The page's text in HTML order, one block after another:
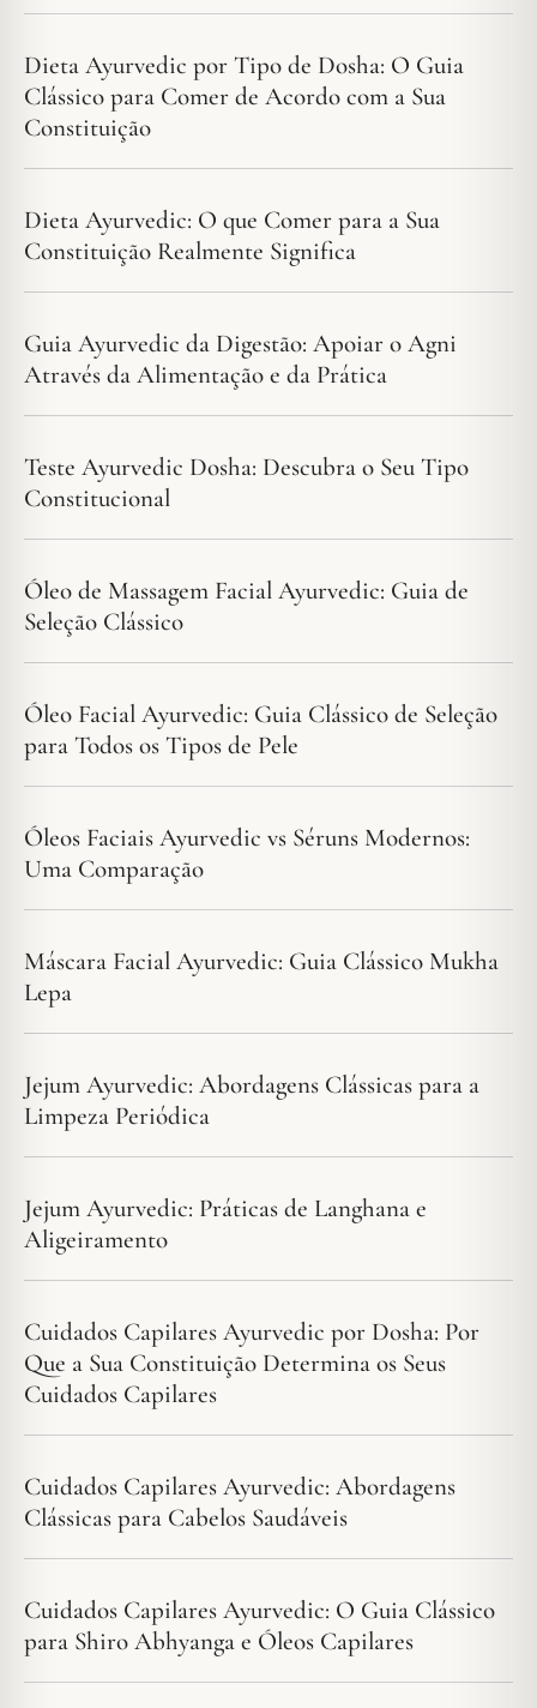
Dieta Ayurvedic por Tipo de Dosha: O Guia
Clássico para Comer de Acordo com a Sua
Constituição
Dieta Ayurvedic: O que Comer para a Sua
Constituição Realmente Significa
Guia Ayurvedic da Digestão: Apoiar o Agni
Através da Alimentação e da Prática
Teste Ayurvedic Dosha: Descubra o Seu Tipo
Constitucional
Óleo de Massagem Facial Ayurvedic: Guia de
Seleção Clássico
Óleo Facial Ayurvedic: Guia Clássico de Seleção
para Todos os Tipos de Pele
Óleos Faciais Ayurvedic vs Séruns Modernos:
Uma Comparação
Máscara Facial Ayurvedic: Guia Clássico Mukha
Lepa
Jejum Ayurvedic: Abordagens Clássicas para a
Limpeza Periódica
Jejum Ayurvedic: Práticas de Langhana e
Aligeiramento
Cuidados Capilares Ayurvedic por Dosha: Por
Que a Sua Constituição Determina os Seus
Cuidados Capilares
Cuidados Capilares Ayurvedic: Abordagens
Clássicas para Cabelos Saudáveis
Cuidados Capilares Ayurvedic: O Guia Clássico
para Shiro Abhyanga e Óleos Capilares